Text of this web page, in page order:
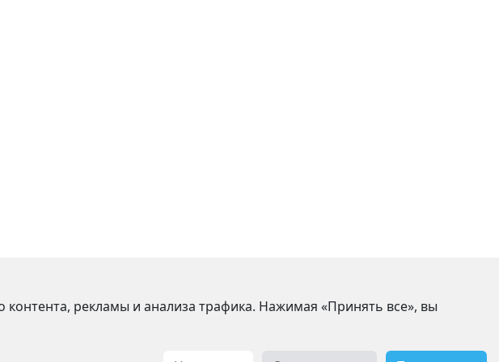
рекламы и анализа трафика. Нажимая «Принять все», вы